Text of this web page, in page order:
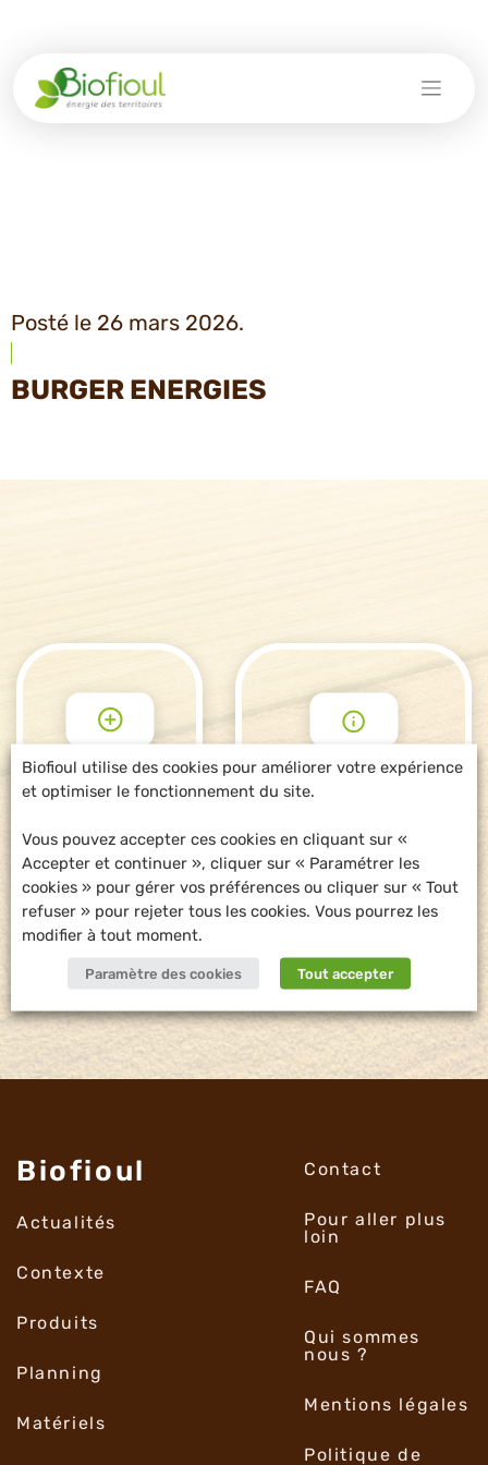
Posté le 26 mars 2026.
BURGER ENERGIES
POUR ALLER
PLUS LOIN
DEMANDE
D'INFORMATIONS
Biofioul
Actualités
Contexte
Produits
Planning
Matériels
Contact
Pour aller plus
loin
FAQ
Qui sommes
nous ?
Mentions légales
Politique de
Biofioul utilise des cookies pour améliorer votre expérience
et optimiser le fonctionnement du site.
Vous pouvez accepter ces cookies en cliquant sur «
Accepter et continuer », cliquer sur « Paramétrer les
cookies » pour gérer vos préférences ou cliquer sur « Tout
refuser » pour rejeter tous les cookies. Vous pourrez les
modifier à tout moment.
Paramètre des cookies Tout accepter